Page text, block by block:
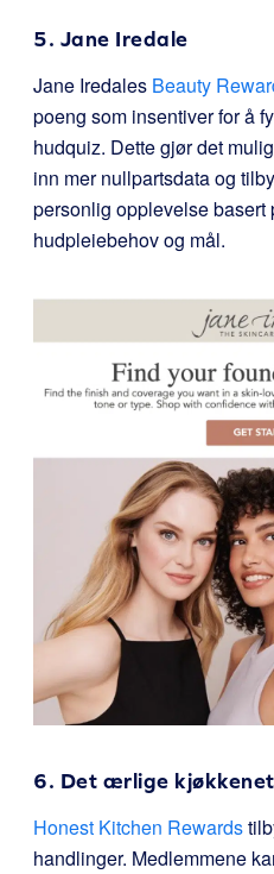
5. Jane Iredale
Jane Iredales Beauty
poeng som insentiver for å
hudquiz. Dette gjør det
inn mer nullpartsdata og
personlig opplevelse basert
hudpleiebehov og mål.
6. Det ærlige kjøkkenet
Honest Kitchen Rewards
handlinger. Medlemmene